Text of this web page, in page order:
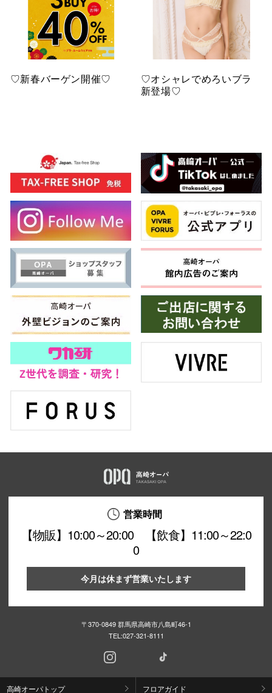
♡新春バーゲン開催♡
♡オシャレでめろいブラ
新登場♡
営業時間
【物販】10:00～20:00 【飲食】11:00～22:0
0
今月は休まず営業いたします
〒370-0849 群馬県高崎市八島町46-1
TEL:027-321-8111
高崎オーパトップ フロアガイド